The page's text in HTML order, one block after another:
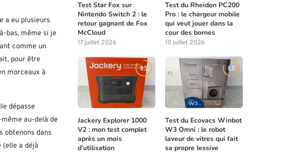
a eu plusieurs
bas, même si je
comme un
pour être
morceaux à
dépasse
au-delà de
obtenons dans
a déjà
Test Star Fox sur
Nintendo Switch 2 : le
retour gagnant de Fox
McCloud
17 juillet 2026
Test du Rheidon PC200
Pro : le chargeur mobile
qui veut jouer dans la
cour des bornes
10 juillet 2026
8.5
Jackery Explorer 1000
V2 : mon test complet
après un mois
d’utilisation
8.0
Test du Ecovacs Winbot
W3 Omni : le robot
laveur de vitres qui fait
sa propre lessive